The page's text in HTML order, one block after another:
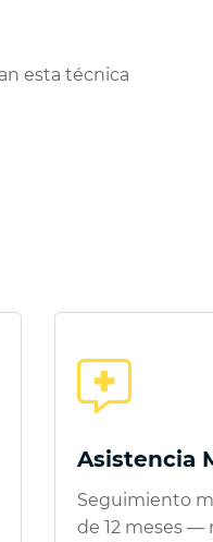
esta técnica
Asistencia
Seguimiento
de 12 meses —